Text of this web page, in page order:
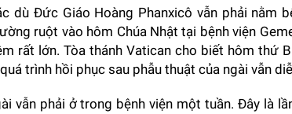
dù Đức Giáo Hoàng Phanxicô vẫn phải nằm
ruột vào hôm Chúa Nhật tại bệnh viện
rất lớn. Tòa thánh Vatican cho biết hôm thứ
trình hồi phục sau phẫu thuật của ngài vẫn
vẫn phải ở trong bệnh viện một tuần. Đây là